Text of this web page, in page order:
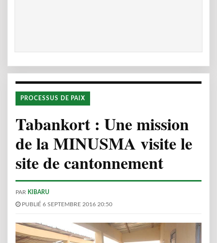
PROCESSUS DE PAIX
Tabankort : Une mission
de la MINUSMA visite le
site de cantonnement
PAR KIBARU
PUBLIÉ 6 SEPTEMBRE 2016 20:50